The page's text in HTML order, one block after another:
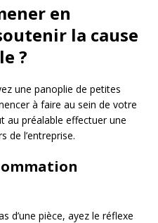
en
la cause
?
une panoplie de petites
à faire au sein de votre
au préalable effectuer une
de l’entreprise.
d’une pièce, ayez le réflexe